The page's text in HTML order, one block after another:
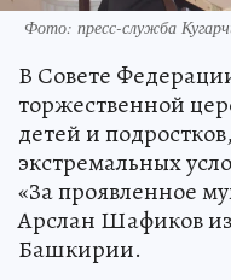
Фото: пресс-служба
В Совете
торжественной
детей и
экстремальных
«За проявленное
Арслан Шафиков
Башкирии.